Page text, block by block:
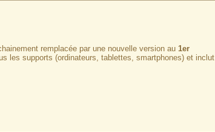
remplacée par une nouvelle version au 1er
les supports (ordinateurs, tablettes, smartphones) et inclut